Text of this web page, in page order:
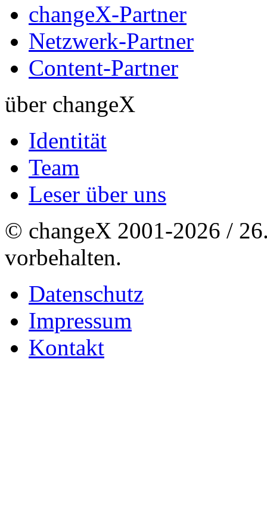
changeX-Partner
Netzwerk-Partner
Content-Partner
über changeX
Identität
Team
Leser über uns
© changeX 2001-2026 /
vorbehalten.
Datenschutz
Impressum
Kontakt